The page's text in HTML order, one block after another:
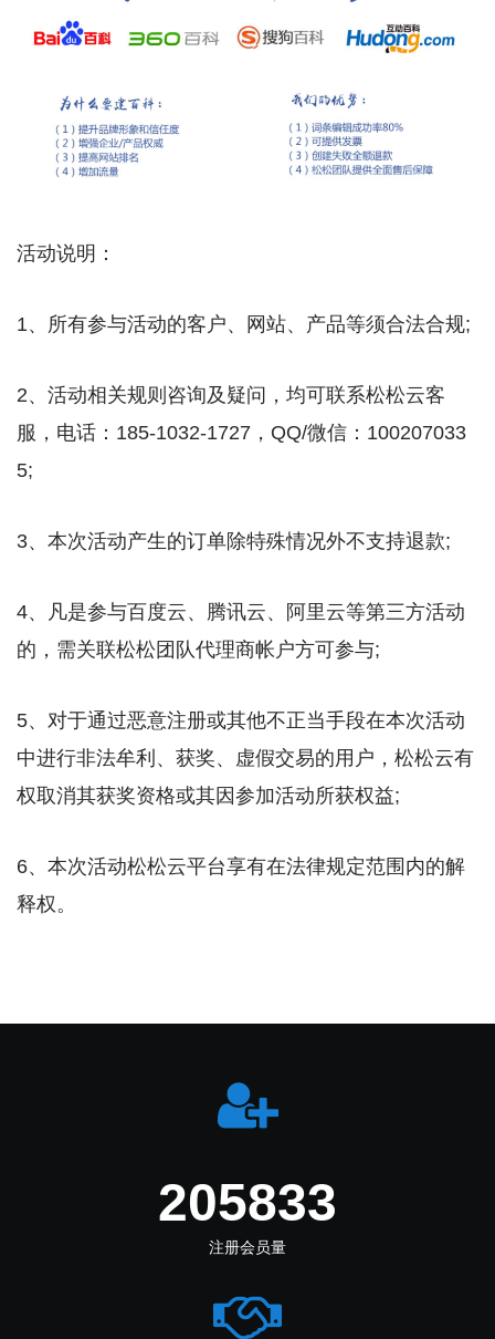
活动说明：
1、所有参与活动的客户、网站、产品等须合法合规;
2、活动相关规则咨询及疑问，均可联系松松云客
服，电话：185-1032-1727，QQ/微信：100207033
5;
3、本次活动产生的订单除特殊情况外不支持退款;
4、凡是参与百度云、腾讯云、阿里云等第三方活动
的，需关联松松团队代理商帐户方可参与;
5、对于通过恶意注册或其他不正当手段在本次活动
中进行非法牟利、获奖、虚假交易的用户，松松云有
权取消其获奖资格或其因参加活动所获权益;
6、本次活动松松云平台享有在法律规定范围内的解
释权。
253861
注册会员量